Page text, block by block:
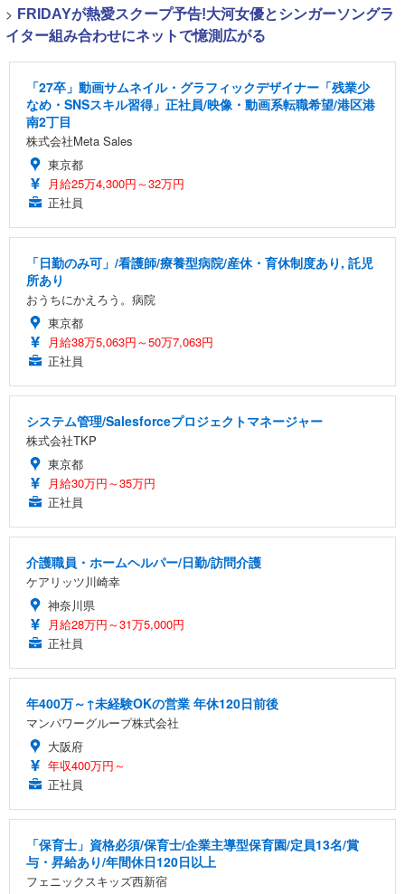
> FRIDAYが熱愛スクープ予告!大河女優とシンガーソングラ
イター組み合わせにネットで憶測広がる
「27卒」動画サムネイル・グラフィックデザイナー「残業少
なめ・SNSスキル習得」正社員/映像・動画系転職希望/港区港
南2丁目
株式会社Meta Sales
東京都
月給25万4,300円～32万円
正社員
「日勤のみ可」/看護師/療養型病院/産休・育休制度あり, 託児
所あり
おうちにかえろう。病院
東京都
月給38万5,063円～50万7,063円
正社員
システム管理/Salesforceプロジェクトマネージャー
株式会社TKP
東京都
月給30万円～35万円
正社員
介護職員・ホームヘルパー/日勤/訪問介護
ケアリッツ川崎幸
神奈川県
月給28万円～31万5,000円
正社員
年400万～↑未経験OKの営業 年休120日前後
マンパワーグループ株式会社
大阪府
年収400万円～
正社員
「保育士」資格必須/保育士/企業主導型保育園/定員13名/賞
与・昇給あり/年間休日120日以上
フェニックスキッズ西新宿